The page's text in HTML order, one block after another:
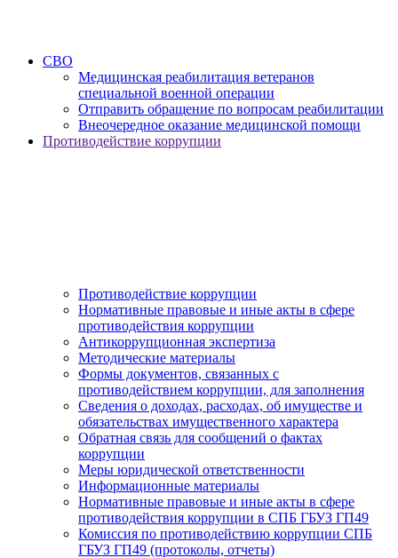
СВО
Медицинская реабилитация ветеранов
специальной военной операции
Отправить обращение по вопросам реабилитации
Внеочередное оказание медицинской помощи
Противодействие коррупции
Противодействие коррупции
Нормативные правовые и иные акты в сфере
противодействия коррупции
Антикоррупционная экспертиза
Методические материалы
Формы документов, связанных с
противодействием коррупции, для заполнения
Сведения о доходах, расходах, об имуществе и
обязательствах имущественного характера
Обратная связь для сообщений о фактах
коррупции
Меры юридической ответственности
Информационные материалы
Нормативные правовые и иные акты в сфере
противодействия коррупции в СПБ ГБУЗ ГП49
Комиссия по противодействию коррупции СПБ
ГБУЗ ГП49 (протоколы, отчеты)